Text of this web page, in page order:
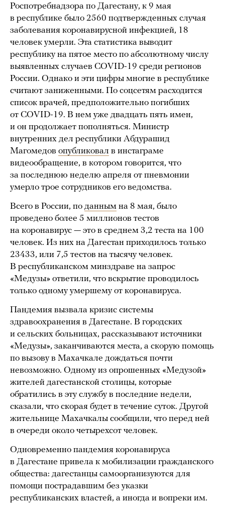
Роспотребнадзора по Дагестану, к 9 мая
в республике было 2560 подтвержденных случая
заболевания коронавирусной инфекцией, 18
человек умерли. Эта статистика выводит
республику на пятое место по абсолютному числу
выявленных случаев COVID-19 среди регионов
России. Однако и эти цифры многие в республике
считают заниженными. По соцсетям расходится
список врачей, предположительно погибших
от COVID-19. В нем уже двадцать пять имен,
и он продолжает пополняться. Министр
внутренних дел республики Абдурашид
Магомедов опубликовал в инстаграме
видеообращение, в котором говорится, что
за последнюю неделю апреля от пневмонии
умерло трое сотрудников его ведомства.
Всего в России, по данным на 8 мая, было
проведено более 5 миллионов тестов
на коронавирус — это в среднем 3,2 теста на 100
человек. Из них на Дагестан приходилось только
23433, или 7,5 тестов на тысячу человек.
В республиканском минздраве на запрос
«Медузы» ответили, что вскрытие проводилось
только одному умершему от коронавируса.
Пандемия вызвала кризис системы
здравоохранения в Дагестане. В городских
и сельских больницах, рассказывают источники
«Медузы», заканчиваются места, а скорую помощь
по вызову в Махачкале дождаться почти
невозможно. Одному из опрошенных «Медузой»
жителей дагестанской столицы, которые
обратились в эту службу в последние недели,
сказали, что скорая будет в течение суток. Другой
жительнице Махачкалы сообщили, что перед ней
в очереди около четырехсот человек.
Одновременно пандемия коронавируса
в Дагестане привела к мобилизации гражданского
общества: дагестанцы самоорганизуются для
помощи пострадавшим без указки
республиканских властей, а иногда и вопреки им.